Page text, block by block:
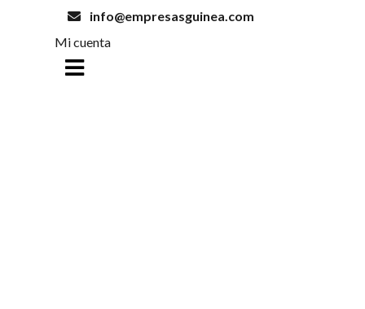
info@empresasguinea.com
Mi cuenta